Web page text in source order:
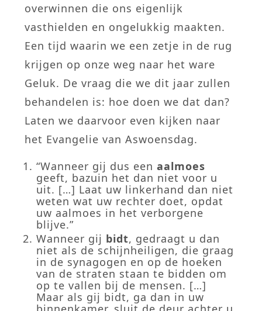
overwinnen die ons eigenlijk
vasthielden en ongelukkig maakten.
Een tijd waarin we een zetje in de rug
krijgen op onze weg naar het ware
Geluk. De vraag die we dit jaar zullen
behandelen is: hoe doen we dat dan?
Laten we daarvoor even kijken naar
het Evangelie van Aswoensdag.
“Wanneer gij dus eenaalmoes
geeft, bazuin het dan niet voor u
uit. […] Laat uw linkerhand dan niet
weten wat uw rechter doet, opdat
uw aalmoes in het verborgene
blijve.”
Wanneer gij bidt, gedraagt u dan
niet als de schijnheiligen, die graag
in de synagogen en op de hoeken
van de straten staan te bidden om
op te vallen bij de mensen. […]
Maar als gij bidt, ga dan in uw